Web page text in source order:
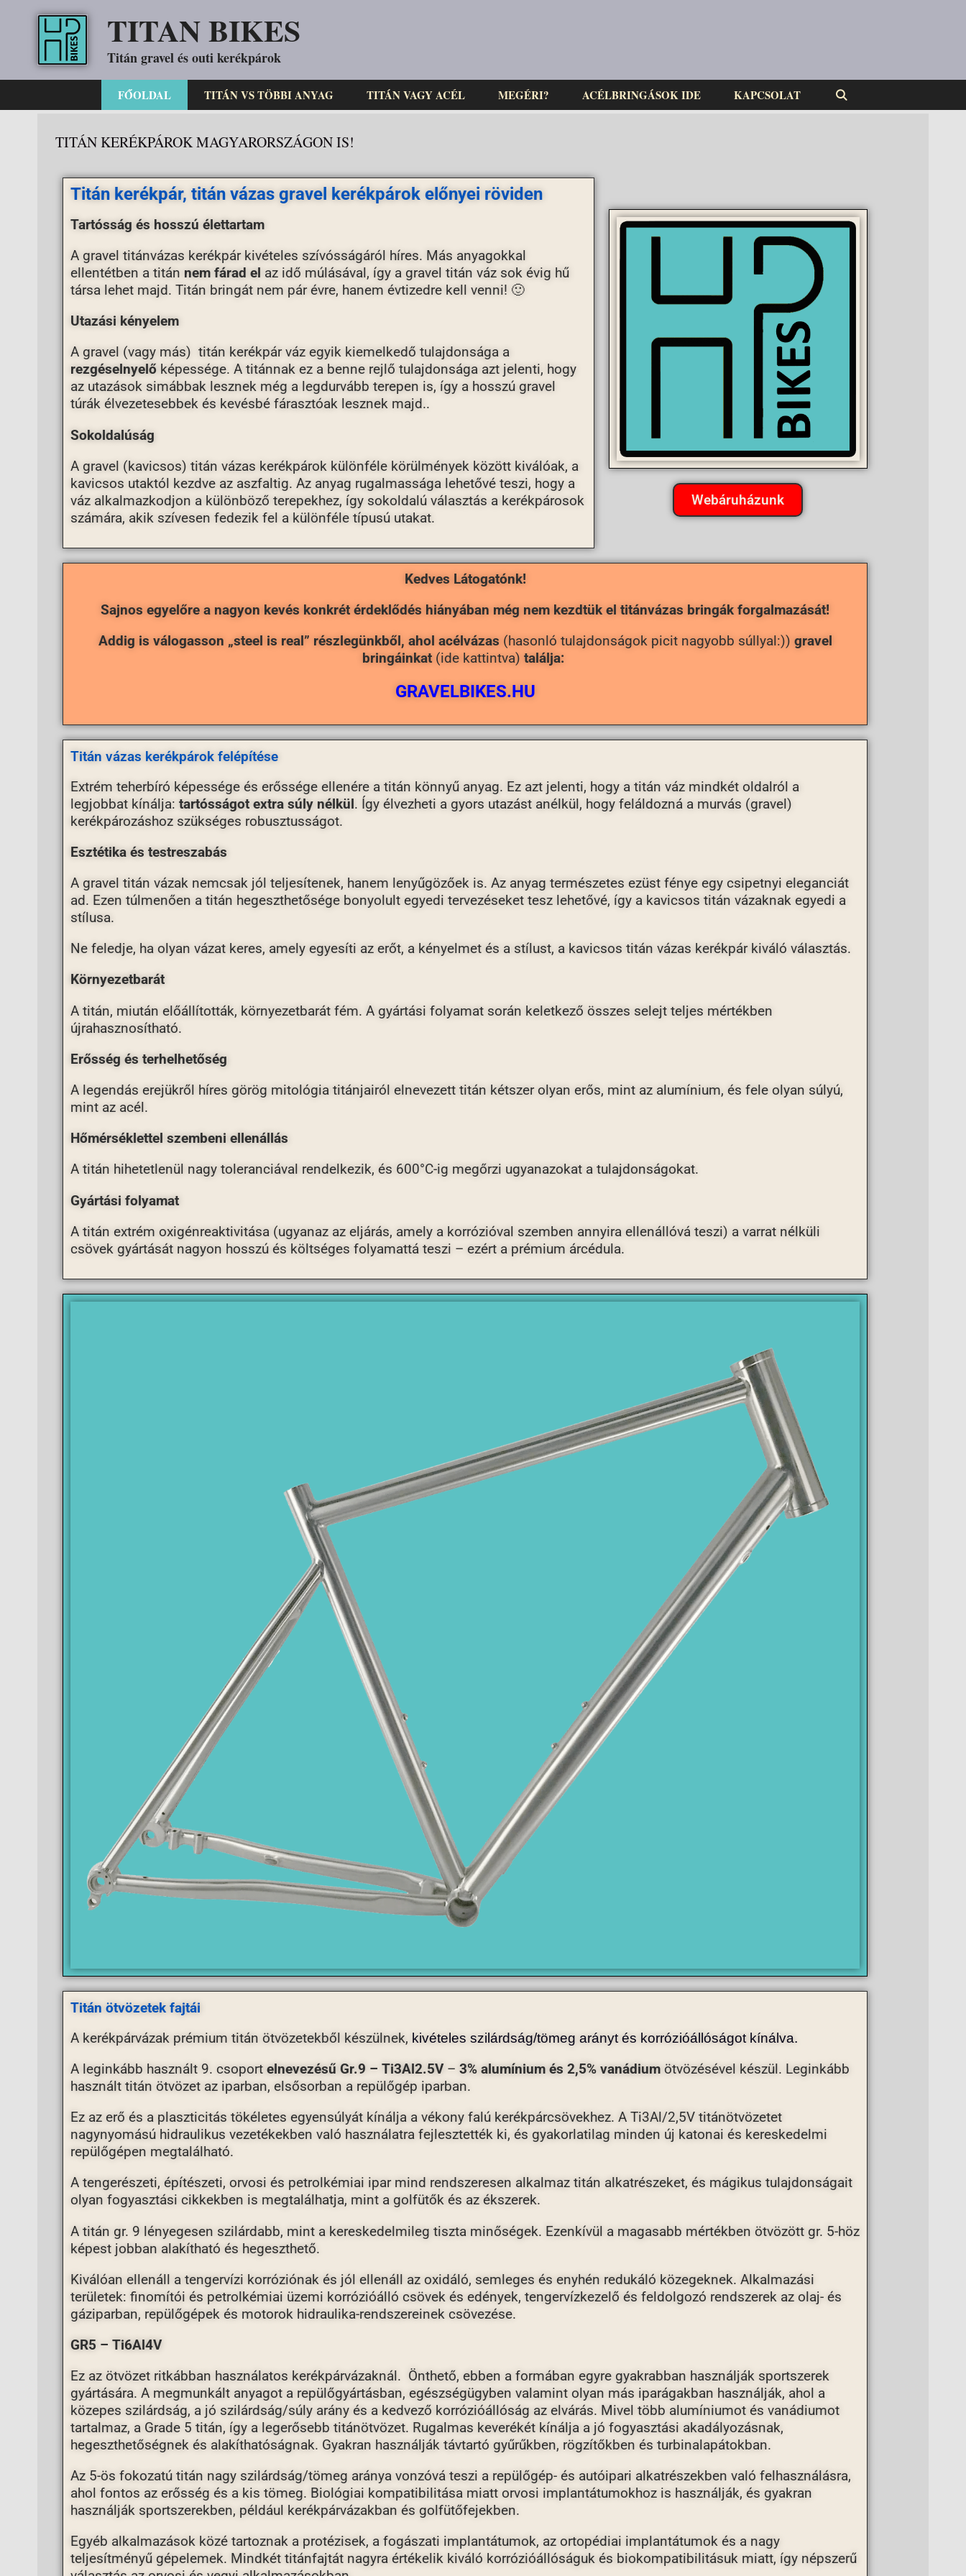
TITAN BIKES
Titán gravel és outi kerékpárok
FŐOLDAL TITÁN VS TÖBBI ANYAG TITÁN VAGY ACÉL MEGÉRI? ACÉLBRINGÁSOK IDE KAPCSOLAT
TITÁN KERÉKPÁROK MAGYARORSZÁGON IS!
Titán kerékpár, titán vázas gravel kerékpárok előnyei röviden
Tartósság és hosszú élettartam
A gravel titánvázas kerékpár kivételes szívósságáról híres. Más anyagokkal
ellentétben a titán nem fárad el az idő múlásával, így a gravel titán váz sok évig hű
társa lehet majd. Titán bringát nem pár évre, hanem évtizedre kell venni! 🙂
Utazási kényelem
A gravel (vagy más) titán kerékpár váz egyik kiemelkedő tulajdonsága a
rezgéselnyelő képessége. A titánnak ez a benne rejlő tulajdonsága azt jelenti, hogy
az utazások simábbak lesznek még a legdurvább terepen is, így a hosszú gravel
túrák élvezetesebbek és kevésbé fárasztóak lesznek majd..
Sokoldalúság
A gravel (kavicsos) titán vázas kerékpárok különféle körülmények között kiválóak, a
kavicsos utaktól kezdve az aszfaltig. Az anyag rugalmassága lehetővé teszi, hogy a
váz alkalmazkodjon a különböző terepekhez, így sokoldalú választás a kerékpárosok
számára, akik szívesen fedezik fel a különféle típusú utakat.
Webáruházunk
Kedves Látogatónk!
Sajnos egyelőre a nagyon kevés konkrét érdeklődés hiányában még nem kezdtük el titánvázas bringák forgalmazását!
Addig is válogasson „steel is real” részlegünkből, ahol acélvázas (hasonló tulajdonságok picit nagyobb súllyal:)) gravel
bringáinkat (ide kattintva) találja:
GRAVELBIKES.HU
Titán vázas kerékpárok felépítése
Extrém teherbíró képessége és erőssége ellenére a titán könnyű anyag. Ez azt jelenti, hogy a titán váz mindkét oldalról a
legjobbat kínálja: tartósságot extra súly nélkül. Így élvezheti a gyors utazást anélkül, hogy feláldozná a murvás (gravel)
kerékpározáshoz szükséges robusztusságot.
Esztétika és testreszabás
A gravel titán vázak nemcsak jól teljesítenek, hanem lenyűgözőek is. Az anyag természetes ezüst fénye egy csipetnyi eleganciát
ad. Ezen túlmenően a titán hegeszthetősége bonyolult egyedi tervezéseket tesz lehetővé, így a kavicsos titán vázaknak egyedi a
stílusa.
Ne feledje, ha olyan vázat keres, amely egyesíti az erőt, a kényelmet és a stílust, a kavicsos titán vázas kerékpár kiváló választás.
Környezetbarát
A titán, miután előállították, környezetbarát fém. A gyártási folyamat során keletkező összes selejt teljes mértékben
újrahasznosítható.
Erősség és terhelhetőség
A legendás erejükről híres görög mitológia titánjairól elnevezett titán kétszer olyan erős, mint az alumínium, és fele olyan súlyú,
mint az acél.
Hőmérséklettel szembeni ellenállás
A titán hihetetlenül nagy toleranciával rendelkezik, és 600°C-ig megőrzi ugyanazokat a tulajdonságokat.
Gyártási folyamat
A titán extrém oxigénreaktivitása (ugyanaz az eljárás, amely a korrózióval szemben annyira ellenállóvá teszi) a varrat nélküli
csövek gyártását nagyon hosszú és költséges folyamattá teszi – ezért a prémium árcédula.
Titán ötvözetek fajtái
A kerékpárvázak prémium titán ötvözetekből készülnek, kivételes szilárdság/tömeg arányt és korrózióállóságot kínálva.
A leginkább használt 9. csoport elnevezésű Gr.9 – Ti3Al2.5V– 3% alumínium és 2,5% vanádium ötvözésével készül. Leginkább
használt titán ötvözet az iparban, elsősorban a repülőgép iparban.
Ez az erő és a plaszticitás tökéletes egyensúlyát kínálja a vékony falú kerékpárcsövekhez. A Ti3Al/2,5V titánötvözetet
nagynyomású hidraulikus vezetékekben való használatra fejlesztették ki, és gyakorlatilag minden új katonai és kereskedelmi
repülőgépen megtalálható.
A tengerészeti, építészeti, orvosi és petrolkémiai ipar mind rendszeresen alkalmaz titán alkatrészeket, és mágikus tulajdonságait
olyan fogyasztási cikkekben is megtalálhatja, mint a golfütők és az ékszerek.
A titán gr. 9 lényegesen szilárdabb, mint a kereskedelmileg tiszta minőségek. Ezenkívül a magasabb mértékben ötvözött gr. 5-höz
képest jobban alakítható és hegeszthető.
Kiválóan ellenáll a tengervízi korróziónak és jól ellenáll az oxidáló, semleges és enyhén redukáló közegeknek. Alkalmazási
területek: finomítói és petrolkémiai üzemi korrózióálló csövek és edények, tengervízkezelő és feldolgozó rendszerek az olaj- és
gáziparban, repülőgépek és motorok hidraulika-rendszereinek csövezése.
GR5 – Ti6Al4V
Ez az ötvözet ritkábban használatos kerékpárvázaknál. Önthető, ebben a formában egyre gyakrabban használják sportszerek
gyártására. A megmunkált anyagot a repülőgyártásban, egészségügyben valamint olyan más iparágakban használják, ahol a
közepes szilárdság, a jó szilárdság/súly arány és a kedvező korrózióállóság az elvárás. Mivel több alumíniumot és vanádiumot
tartalmaz, a Grade 5 titán, így a legerősebb titánötvözet. Rugalmas keverékét kínálja a jó fogyasztási akadályozásnak,
hegeszthetőségnek és alakíthatóságnak. Gyakran használják távtartó gyűrűkben, rögzítőkben és turbinalapátokban.
Az 5-ös fokozatú titán nagy szilárdság/tömeg aránya vonzóvá teszi a repülőgép- és autóipari alkatrészekben való felhasználásra,
ahol fontos az erősség és a kis tömeg. Biológiai kompatibilitása miatt orvosi implantátumokhoz is használják, és gyakran
használják sportszerekben, például kerékpárvázakban és golfütőfejekben.
Egyéb alkalmazások közé tartoznak a protézisek, a fogászati ​​implantátumok, az ortopédiai implantátumok és a nagy
teljesítményű gépelemek. Mindkét titánfajtát nagyra értékelik kiváló korrózióállóságuk és biokompatibilitásuk miatt, így népszerű